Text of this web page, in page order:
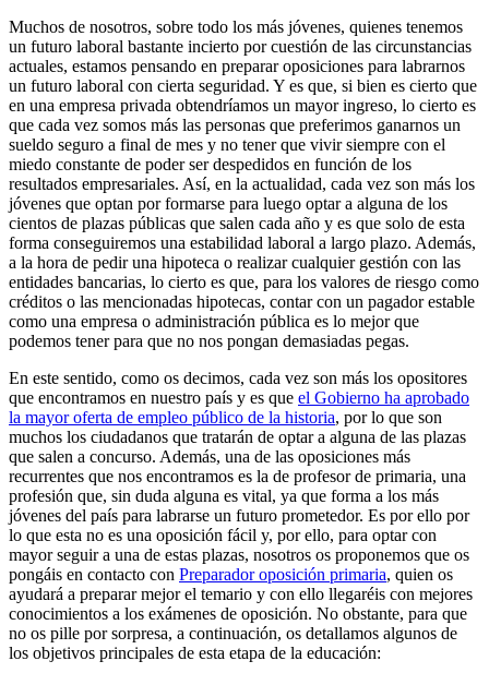
Muchos de nosotros, sobre todo los más jóvenes, quienes tenemos
un futuro laboral bastante incierto por cuestión de las circunstancias
actuales, estamos pensando en preparar oposiciones para labrarnos
un futuro laboral con cierta seguridad. Y es que, si bien es cierto que
en una empresa privada obtendríamos un mayor ingreso, lo cierto es
que cada vez somos más las personas que preferimos ganarnos un
sueldo seguro a final de mes y no tener que vivir siempre con el
miedo constante de poder ser despedidos en función de los
resultados empresariales. Así, en la actualidad, cada vez son más los
jóvenes que optan por formarse para luego optar a alguna de los
cientos de plazas públicas que salen cada año y es que solo de esta
forma conseguiremos una estabilidad laboral a largo plazo. Además,
a la hora de pedir una hipoteca o realizar cualquier gestión con las
entidades bancarias, lo cierto es que, para los valores de riesgo como
créditos o las mencionadas hipotecas, contar con un pagador estable
como una empresa o administración pública es lo mejor que
podemos tener para que no nos pongan demasiadas pegas.
En este sentido, como os decimos, cada vez son más los opositores
que encontramos en nuestro país y es que el Gobierno ha aprobado
la mayor oferta de empleo público de la historia, por lo que son
muchos los ciudadanos que tratarán de optar a alguna de las plazas
que salen a concurso. Además, una de las oposiciones más
recurrentes que nos encontramos es la de profesor de primaria, una
profesión que, sin duda alguna es vital, ya que forma a los más
jóvenes del país para labrarse un futuro prometedor. Es por ello por
lo que esta no es una oposición fácil y, por ello, para optar con
mayor seguir a una de estas plazas, nosotros os proponemos que os
pongáis en contacto con Preparador oposición primaria, quien os
ayudará a preparar mejor el temario y con ello llegaréis con mejores
conocimientos a los exámenes de oposición. No obstante, para que
no os pille por sorpresa, a continuación, os detallamos algunos de
los objetivos principales de esta etapa de la educación: